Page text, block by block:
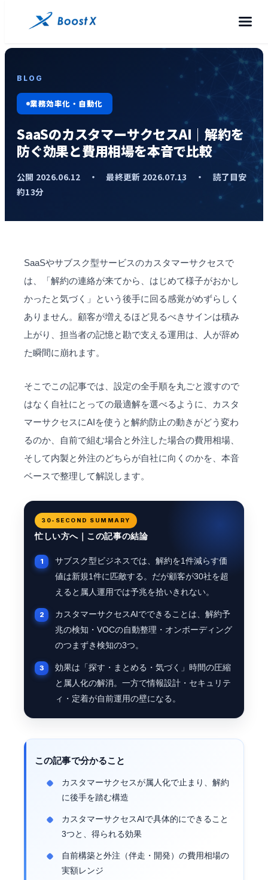
BLOG
業務効率化・自動化
SaaSのカスタマーサクセスAI｜解約を
防ぐ効果と費用相場を本音で比較
公開 2026.06.12 ・ 最終更新 2026.07.13 ・ 読了目安
約13分
SaaSやサブスク型サービスのカスタマーサクセスで
は、「解約の連絡が来てから、はじめて様子がおかし
かったと気づく」という後手に回る感覚がめずらしく
ありません。顧客が増えるほど見るべきサインは積み
上がり、担当者の記憶と勘で支える運用は、人が辞め
た瞬間に崩れます。
そこでこの記事では、設定の全手順を丸ごと渡すので
はなく自社にとっての最適解を選べるように、カスタ
マーサクセスにAIを使うと解約防止の動きがどう変わ
るのか、自前で組む場合と外注した場合の費用相場、
そして内製と外注のどちらが自社に向くのかを、本音
ベースで整理して解説します。
30-SECOND SUMMARY
忙しい方へ｜この記事の結論
サブスク型ビジネスでは、解約を1件減らす価
値は新規1件に匹敵する。だが顧客が30社を超
えると属人運用では予兆を拾いきれない。
カスタマーサクセスAIでできることは、解約予
兆の検知・VOCの自動整理・オンボーディング
のつまずき検知の3つ。
効果は「探す・まとめる・気づく」時間の圧縮
と属人化の解消。一方で情報設計・セキュリテ
ィ・定着が自前運用の壁になる。
この記事で分かること
カスタマーサクセスが属人化で止まり、解約
に後手を踏む構造
カスタマーサクセスAIで具体的にできること
3つと、得られる効果
自前構築と外注（伴走・開発）の費用相場の
実額レンジ